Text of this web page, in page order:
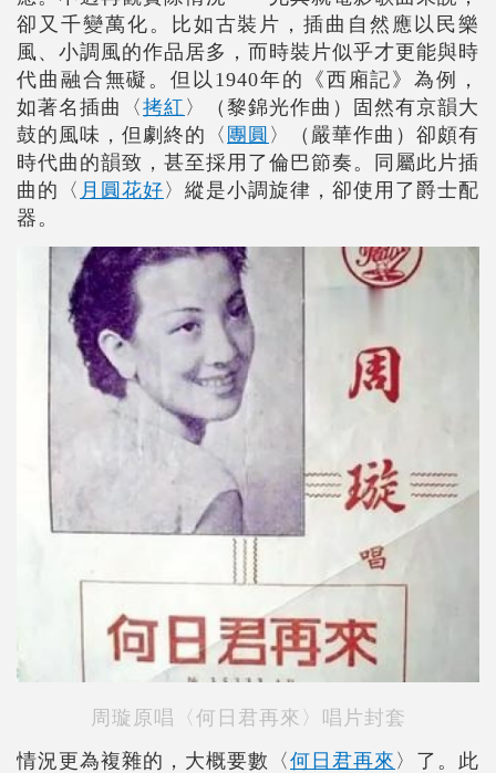
卻又千變萬化。比如古裝片，插曲自然應以民樂
風、小調風的作品居多，而時裝片似乎才更能與時
代曲融合無礙。但以1940年的《西廂記》為例，
如著名插曲〈拷紅 〉（黎錦光作曲）固然有京韻大
鼓的風味，但劇終的〈 團圓 〉（嚴華作曲）卻頗有
時代曲的韻致，甚至採用了倫巴節奏。同屬此片插
曲的〈 月圓花好〉縱是小調旋律，卻使用了爵士配
器。
周璇原唱〈何日君再來〉唱片封套
情況更為複雜的，大概要數〈何日君再來 〉了。此